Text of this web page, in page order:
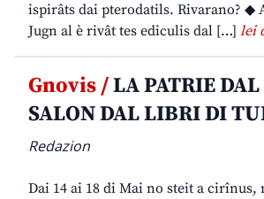
ispirâts dai pterodatils. Rivarano? ◆
Jugn al è rivât tes ediculis dal […] lei
Gnovis /LA PATRIE
SALON DAL LIBRI DI
Redazion
Dai 14 ai 18 di Mai no steit a cirînus,